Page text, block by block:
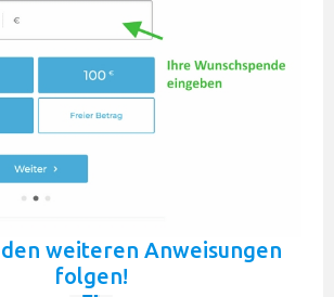
weiteren Anweisungen
folgen!